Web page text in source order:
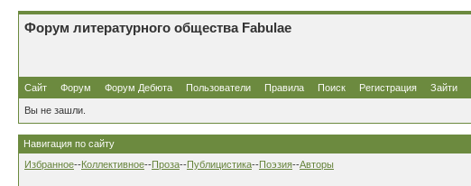
Форум литературного общества Fabulae
Сайт Форум Форум Дебюта Пользователи Правила Поиск Регистрация Зайти
Вы не зашли.
Навигация по сайту
Избранное--Коллективное--Проза--Публицистика--Поэзия--Авторы